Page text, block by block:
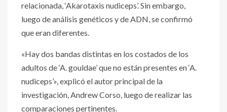
relacionada, ‘Akarotaxis nudiceps’. Sin embargo,
luego de análisis genéticos y de ADN, se confirmó
que eran diferentes.
«Hay dos bandas distintas en los costados de los
adultos de ‘A. gouldae’ que no están presentes en ‘A.
nudiceps’», explicó el autor principal de la
investigación, Andrew Corso, luego de realizar las
comparaciones pertinentes.